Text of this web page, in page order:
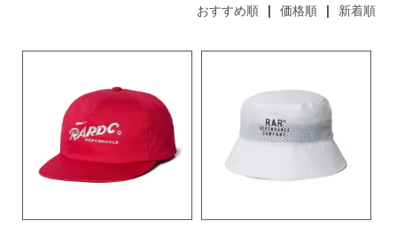
おすすめ順| 価格順| 新着順